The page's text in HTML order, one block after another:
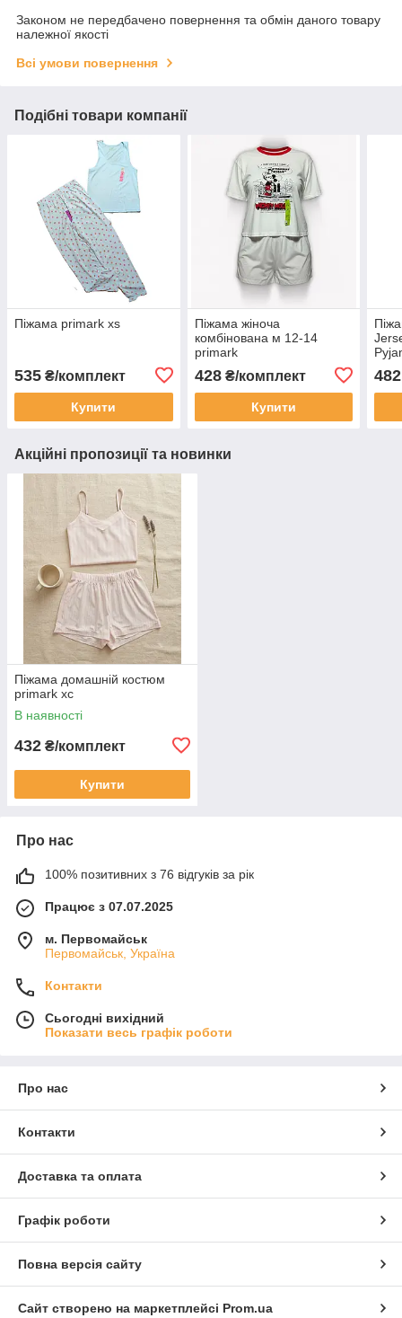
Законом не передбачено повернення та обмін даного товару
належної якості
Всі умови повернення
Подібні товари компанії
Піжама primark xs
535 ₴/комплект
Купити
Піжама жіноча
комбінована м 12-14
primark
428₴/комплект
Купити
482
Акційні пропозиції та новинки
Піжама домашній костюм
primark хс
В наявності
432 ₴/комплект
Купити
Про нас
100% позитивних з 76 відгуків за рік
Працює з 07.07.2025
м. Первомайськ
Первомайськ, Україна
Контакти
Сьогодні вихідний
Показати весь графік роботи
Про нас
Контакти
Доставка та оплата
Графік роботи
Повна версія сайту
Сайт створено на маркетплейсі Prom.ua